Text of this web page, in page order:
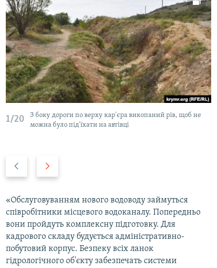
1/20
З боку дороги по верху кар'єра викопаний рів, щоб не
можна було під'їхати на автівці
v
i
o
u
s
s
t
s
l
i
d
e
«Обслуговуванням нового водоводу займуться
співробітники місцевого водоканалу. Попередньо
вони пройдуть комплексну підготовку. Для
кадрового складу будується адміністративно-
побутовий корпус. Безпеку всіх ланок
гідрологічного об'єкту забезпечать системи